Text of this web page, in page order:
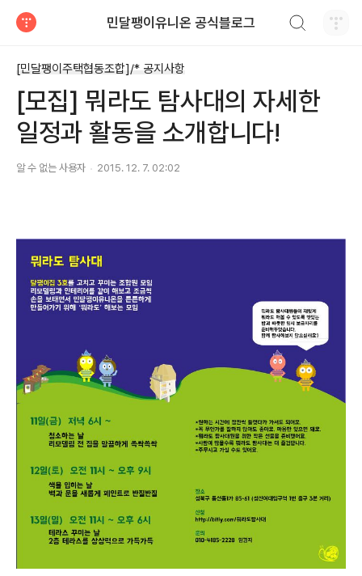
민달팽이유니온 공식블로그
[민달팽이주택협동조합]/* 공지사항
[모집] 뭐라도 탐사대의 자세한
일정과 활동을 소개합니다!
알 수 없는 사용자 2015. 12. 7. 02:02